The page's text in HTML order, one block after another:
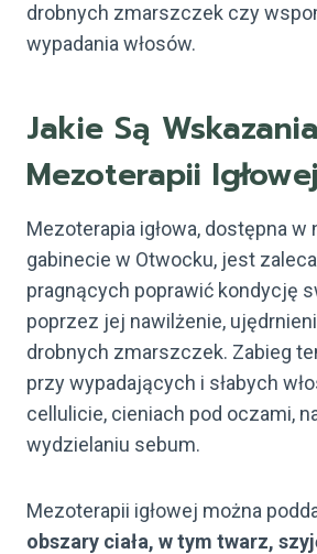
drobnych zmarszczek czy
wypadania włosów.
Jakie Są
Mezoterapii
Mezoterapia igłowa, dostępna w
gabinecie w Otwocku, jest
pragnących poprawić kondycję
poprzez jej nawilżenie,
drobnych zmarszczek. Zabieg
przy wypadających i słabych
cellulicie, cieniach pod oczami,
wydzielaniu sebum.
Mezoterapii igłowej można
obszary ciała, w tym twarz,